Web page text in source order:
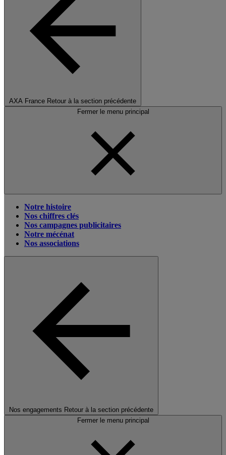
AXA France Retour à la section précédente
Fermer le menu principal
Notre histoire
Nos chiffres clés
Nos campagnes publicitaires
Notre mécénat
Nos associations
Nos engagements Retour à la section précédente
Fermer le menu principal